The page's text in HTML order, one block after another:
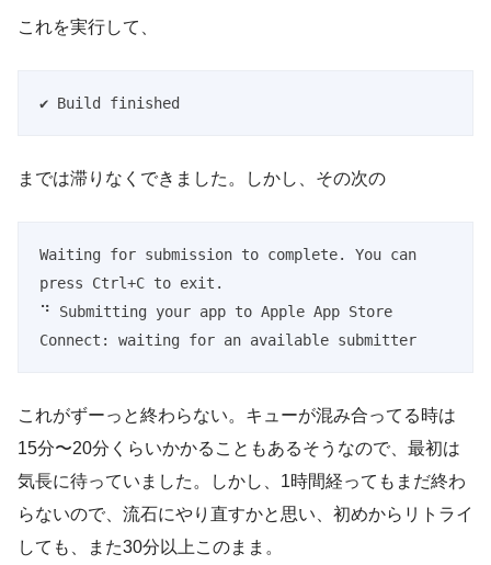
これを実行して、
✔ Build finished
までは滞りなくできました。しかし、その次の
Waiting for submission to complete. You can
press Ctrl+C to exit.
⠙ Submitting your app to Apple App Store
Connect: waiting for an available submitter
これがずーっと終わらない。キューが混み合ってる時は
15分〜20分くらいかかることもあるそうなので、最初は
気長に待っていました。しかし、1時間経ってもまだ終わ
らないので、流石にやり直すかと思い、初めからリトライ
しても、また30分以上このまま。